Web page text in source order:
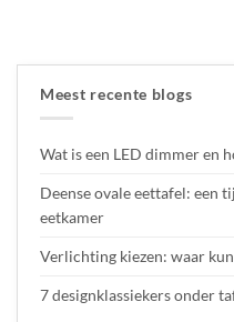
Meest recente blogs
Wat is een LED dimmer en
Deense ovale eettafel: een
eetkamer
Verlichting kiezen: waar
7 designklassiekers onder